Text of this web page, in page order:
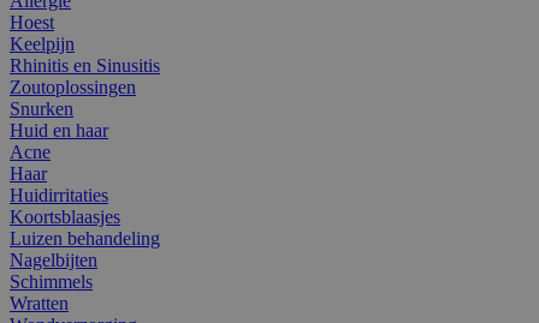
Hoest
Keelpijn
Rhinitis en Sinusitis
Zoutoplossingen
Snurken
Huid en haar
Acne
Haar
Huidirritaties
Koortsblaasjes
Luizen behandeling
Nagelbijten
Schimmels
Wratten